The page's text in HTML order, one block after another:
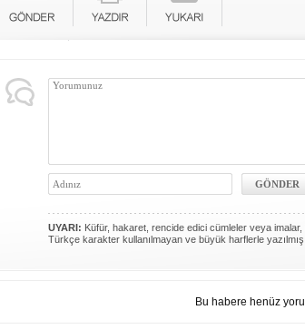
UYARI: Küfür, hakaret, rencide edici cümleler veya imalar,
Türkçe karakter kullanılmayan ve büyük harflerle
Bu habere henüz